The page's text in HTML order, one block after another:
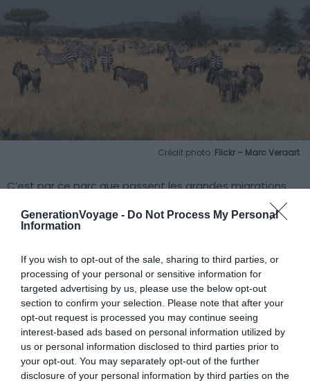
GenerationVoyage - Do Not Process My Personal
Information
If you wish to opt-out of the sale, sharing to third parties, or
processing of your personal or sensitive information for
targeted advertising by us, please use the below opt-out
section to confirm your selection. Please note that after your
opt-out request is processed you may continue seeing
interest-based ads based on personal information utilized by
us or personal information disclosed to third parties prior to
your opt-out. You may separately opt-out of the further
disclosure of your personal information by third parties on the
Crédit photo :Flickr – Marc Veraart
C’est par ce parc que passent les grandes migrations
d’animaux avant de se diriger vers le Massaï Mara. Vous
effectuerez donc votre safari dans leparc national du
léopards, hyènes, zèbres, buffles et éléphants traversent
cette réserve de plus de 15 000 km². La « plaine sans fin »
en Massaï, se situe tout près du parc de Ngorongoro où
se situe un cratère volcanique, qui mérite également le
détour.